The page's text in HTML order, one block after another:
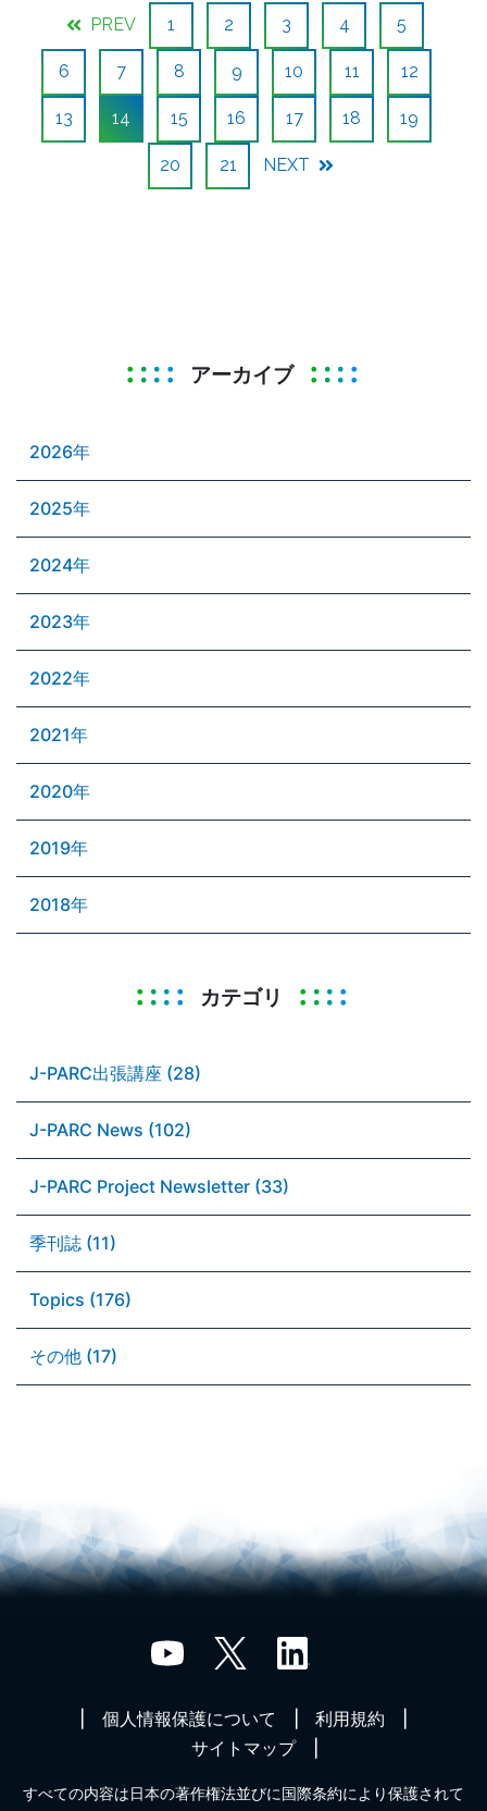
PREV 1 2 3 4 5
6 7 8 9 10 11 12
13 14 15 16 17 18 19
20 21 NEXT
アーカイブ
2026年
2025年
2024年
2023年
2022年
2021年
2020年
2019年
2018年
カテゴリ
J-PARC出張講座 (28)
J-PARC News (102)
J-PARC Project Newsletter (33)
季刊誌 (11)
Topics (176)
その他 (17)
個人情報保護について
利用規約
サイトマップ
すべての内容は日本の著作権法並びに国際条約により保護されて